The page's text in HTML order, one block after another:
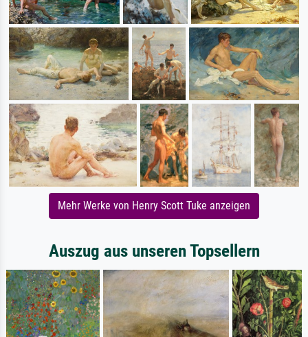
Mehr Werke von Henry Scott Tuke anzeigen
Auszug aus unseren Topsellern